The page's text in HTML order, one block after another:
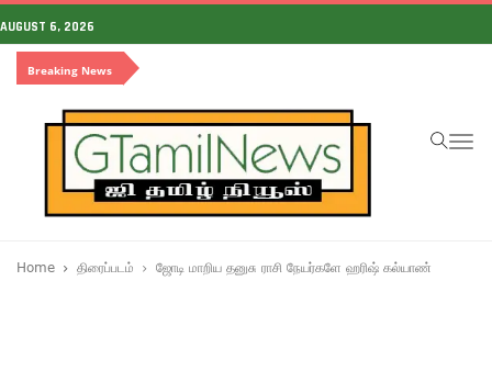
AUGUST 6, 2026
Breaking News
Home திரைப்படம் ஜோடி மாறிய தனுசு ராசி நேயர்களே ஹரிஷ் கல்யாண்